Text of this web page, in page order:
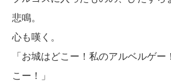
悲鳴。
心も嘆く。
「お城はどこー！私のアルベルゲ
こー！」